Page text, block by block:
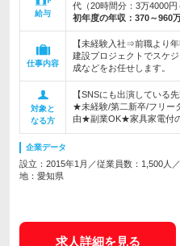
給与
代（20時間分：3万4000
初年度の年収： 370～960
仕事内容
【未経験入社⇒前職より
建設プロジェクトでスケ
成などをお任せします。
対象と
なる方
【SNSにも出演している
★未経験/第二新卒/フリ
由★副業OK★家具家電付
企業データ
設立：2015年1月／従業員数：1,500人
地：愛知県
求人詳細を見る